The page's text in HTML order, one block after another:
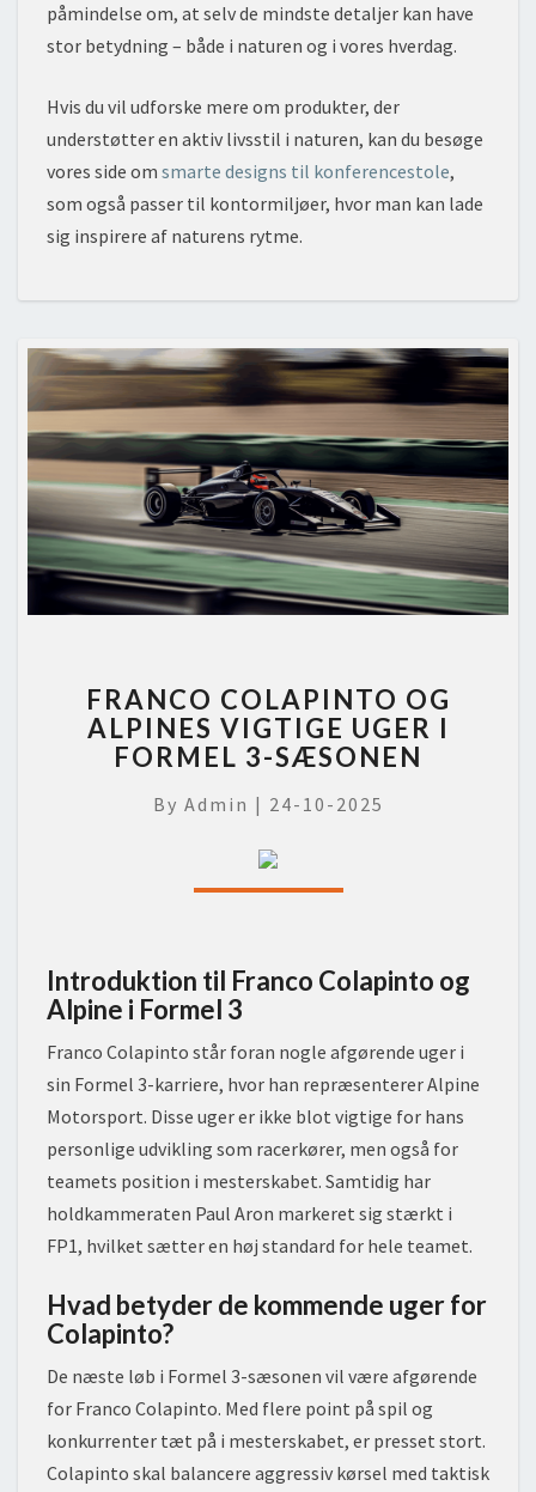
påmindelse om, at selv de mindste detaljer kan have
stor betydning – både i naturen og i vores hverdag.
Hvis du vil udforske mere om produkter, der
understøtter en aktiv livsstil i naturen, kan du besøge
vores side om smarte designs til konferencestole,
som også passer til kontormiljøer, hvor man kan lade
sig inspirere af naturens rytme.
COLAPINTO
OG
ALPINES
UGER
FORMEL
3-
FRANCO COLAPINTO OG
ALPINES VIGTIGE UGER I
FORMEL 3-SÆSONEN
By Admin | 24-10-2025
Introduktion til Franco Colapinto og
Alpine i Formel 3
Franco Colapinto står foran nogle afgørende uger i
sin Formel 3-karriere, hvor han repræsenterer Alpine
Motorsport. Disse uger er ikke blot vigtige for hans
personlige udvikling som racerkører, men også for
teamets position i mesterskabet. Samtidig har
holdkammeraten Paul Aron markeret sig stærkt i
FP1, hvilket sætter en høj standard for hele teamet.
Hvad betyder de kommende uger for
Colapinto?
De næste løb i Formel 3-sæsonen vil være afgørende
for Franco Colapinto. Med flere point på spil og
konkurrenter tæt på i mesterskabet, er presset stort.
Colapinto skal balancere aggressiv kørsel med taktisk